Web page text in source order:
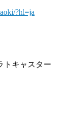
?hl=ja
トキャスター